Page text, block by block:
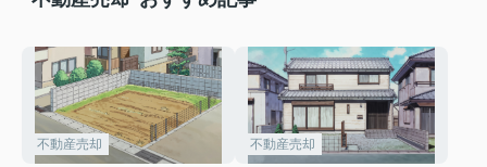
不動産売却 不動産売却